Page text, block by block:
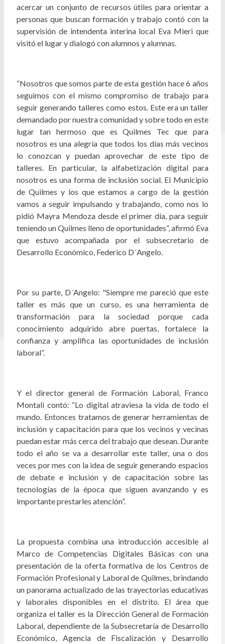
acercar un conjunto de recursos útiles para orientar a
personas que buscan formación y trabajo contó con la
supervisión de intendenta interina local Eva Mieri que
visitó el lugar y dialogó con alumnos y alumnas.
“Nosotros que somos parte de esta gestión hace 6 años
seguimos con el mismo compromiso de trabajo para
seguir generando talleres como estos. Este era un taller
demandado por nuestra comunidad y sobre todo en este
lugar tan hermoso que es Quilmes Tec que para
nosotros es una alegría que todos los días más vecinos
lo conozcan y puedan aprovechar de este tipo de
talleres. En particular, la alfabetización digital para
nosotros es una forma de inclusión social. El Municipio
de Quilmes y los que estamos a cargo de la gestión
vamos a seguir impulsando y trabajando, como nos lo
pidió Mayra Mendoza desde el primer día, para seguir
teniendo un Quilmes lleno de oportunidades”, afirmó Eva
que estuvo acompañada por el subsecretario de
Desarrollo Económico, Federico D´Angelo.
Por su parte, D´Angelo: "Siempre me pareció que este
taller es más que un curso, es una herramienta de
transformación para la sociedad porque cada
conocimiento adquirido abre puertas, fortalece la
confianza y amplifica las oportunidades de inclusión
laboral”.
Y el director general de Formación Laboral, Franco
Montali contó: “Lo digital atraviesa la vida de todo el
mundo. Entonces tratamos de generar herramientas de
inclusión y capacitación para que los vecinos y vecinas
puedan estar más cerca del trabajo que desean. Durante
todo el año se va a desarrollar este taller, una o dos
veces por mes con la idea de seguir generando espacios
de debate e inclusión y de capacitación sobre las
tecnologías de la época que siguen avanzando y es
importante prestarles atención”.
La propuesta combina una introducción accesible al
Marco de Competencias Digitales Básicas con una
presentación de la oferta formativa de los Centros de
Formación Profesional y Laboral de Quilmes, brindando
un panorama actualizado de las trayectorias educativas
y laborales disponibles en el distrito. El área que
organiza el taller es la Dirección General de Formación
Laboral, dependiente de la Subsecretaría de Desarrollo
Económico, Agencia de Fiscalización y Desarrollo